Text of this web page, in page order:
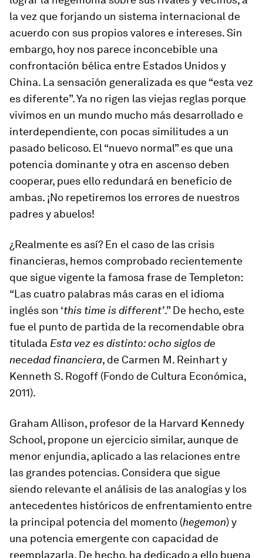
la vez que forjando un sistema internacional de
acuerdo con sus propios valores e intereses. Sin
embargo, hoy nos parece inconcebible una
confrontación bélica entre Estados Unidos y
China. La sensación generalizada es que “esta vez
es diferente”. Ya no rigen las viejas reglas porque
vivimos en un mundo mucho más desarrollado e
interdependiente, con pocas similitudes a un
pasado belicoso. El “nuevo normal” es que una
potencia dominante y otra en ascenso deben
cooperar, pues ello redundará en beneficio de
ambas. ¡No repetiremos los errores de nuestros
padres y abuelos!
¿Realmente es así? En el caso de las crisis
financieras, hemos comprobado recientemente
que sigue vigente la famosa frase de Templeton:
“Las cuatro palabras más caras en el idioma
inglés son ‘this time is different’.” De hecho, este
fue el punto de partida de la recomendable obra
titulada Esta vez es distinto: ocho siglos de
necedad financiera, de Carmen M. Reinhart y
Kenneth S. Rogoff (Fondo de Cultura Económica,
2011).
Graham Allison, profesor de la Harvard Kennedy
School, propone un ejercicio similar, aunque de
menor enjundia, aplicado a las relaciones entre
las grandes potencias. Considera que sigue
siendo relevante el análisis de las analogías y los
antecedentes históricos de enfrentamiento entre
la principal potencia del momento (hegemon) y
una potencia emergente con capacidad de
reemplazarla. De hecho, ha dedicado a ello buena